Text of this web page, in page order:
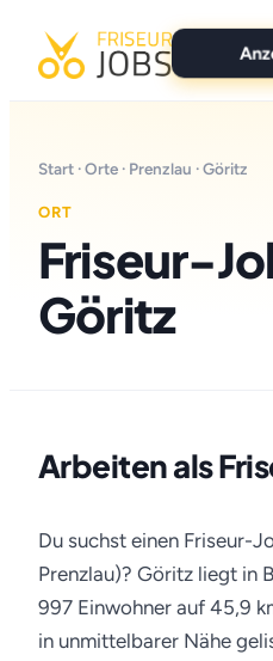
Für Bewerber
Marken
Start ·Orte · Prenzlau · Göritz
ORT
Friseur-
Göritz
Arbeiten als
Du suchst einen Friseur-
Prenzlau)? Göritz liegt in
997 Einwohner auf 45,9
in unmittelbarer Nähe